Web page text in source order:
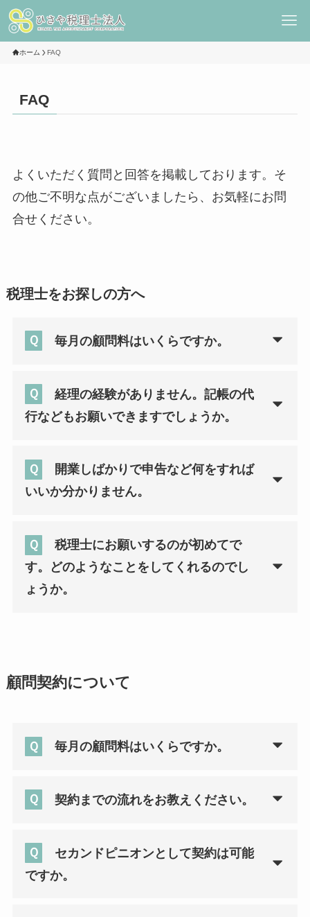
ホーム FAQ
FAQ
よくいただく質問と回答を掲載しております。そ
の他ご不明な点がございましたら、お気軽にお問
合せください。
税理士をお探しの方へ
Ｑ 毎月の顧問料はいくらですか。
Ｑ
経理の経験がありません。記帳の代
行などもお願いできますでしょうか。
Ｑ
開業しばかりで申告など何をすれば
いいか分かりません。
Ｑ
税理士にお願いするのが初めてで
す。どのようなことをしてくれるのでし
ょうか。
顧問契約について
Ｑ 毎月の顧問料はいくらですか。
Ｑ 契約までの流れをお教えください。
Ｑ
セカンドピニオンとして契約は可能
ですか。